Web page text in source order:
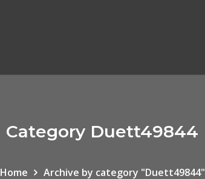
Category Duett49844
Home Archive by category "Duett49844"